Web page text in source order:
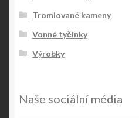
Tromlované kameny
Vonné tyčinky
Výrobky
Naše sociální média